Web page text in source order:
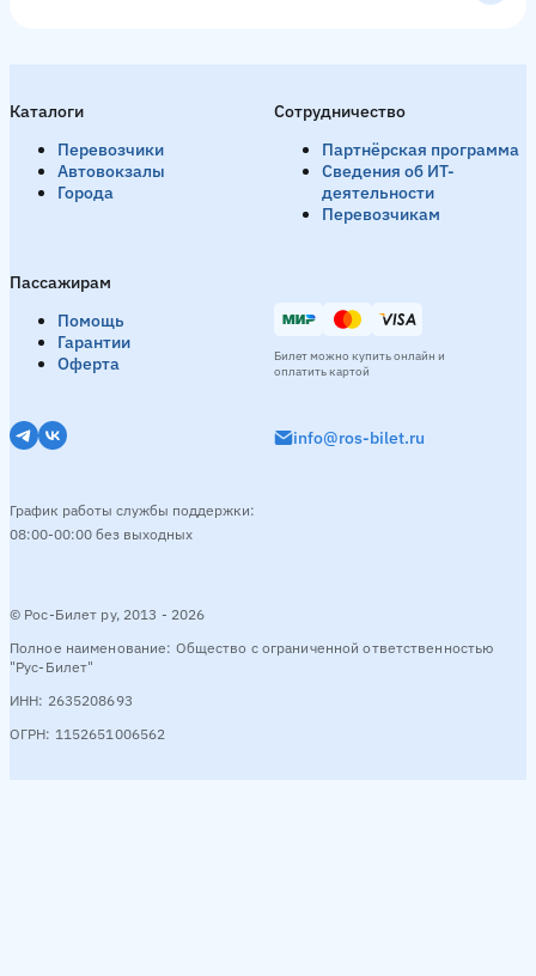
Каталоги
Перевозчики
Автовокзалы
Города
Пассажирам
Помощь
Гарантии
Оферта
Сотрудничество
Партнёрская программа
Сведения об ИТ-
деятельности
Перевозчикам
© Рос-Билет ру, 2013 - 2026
Полное наименование: Общество с ограниченной ответственностью
"Рус-Билет"
ИНН: 2635208693
ОГРН: 1152651006562
info@ros-bilet.ru
График работы службы поддержки:
08:00-00:00 без выходных
Билет можно купить онлайн и
оплатить картой